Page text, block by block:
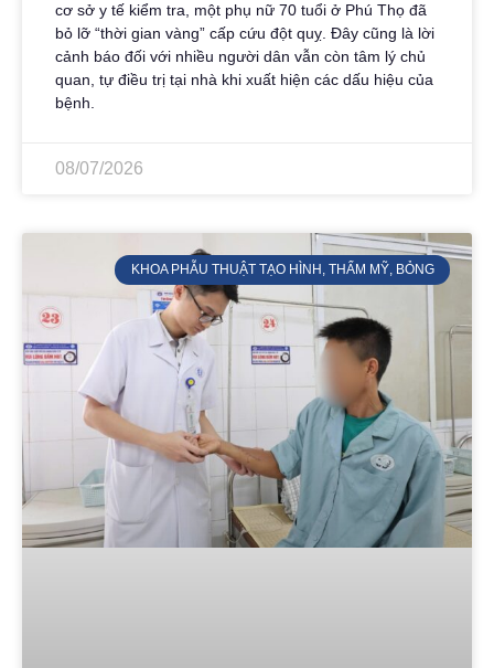
cơ sở y tế kiểm tra, một phụ nữ 70 tuổi ở Phú Thọ đã
bỏ lỡ “thời gian vàng” cấp cứu đột quỵ. Đây cũng là lời
cảnh báo đối với nhiều người dân vẫn còn tâm lý chủ
quan, tự điều trị tại nhà khi xuất hiện các dấu hiệu của
bệnh.
08/07/2026
KHOA PHẪU THUẬT TẠO HÌNH, THẨM MỸ, BỎNG